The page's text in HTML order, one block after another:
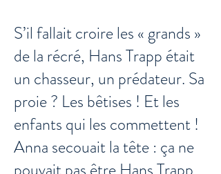
S’il fallait croire les « grands »
de la récré, Hans Trapp était
un chasseur, un prédateur. Sa
proie ? Les bêtises ! Et les
enfants qui les commettent !
Anna secouait la tête : ça ne